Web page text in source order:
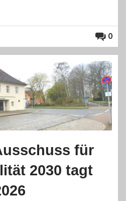
0
für
2030 tagt